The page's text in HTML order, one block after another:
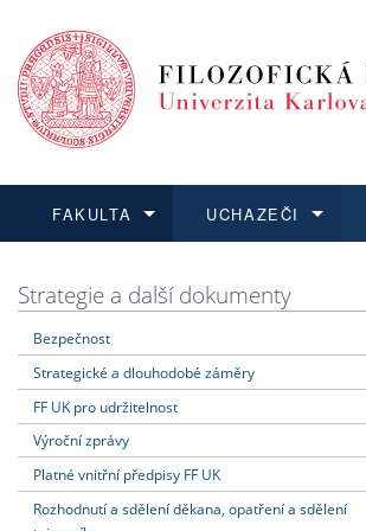
FAKULTA
Dozvědět se více
UCHAZEČI
Podat přihlášku
Dozvědět se více
Dozvědět se více
Dozvědět se více
Strategie a další dokumenty
Bezpečnost
Strategické a dlouhodobé záměry
FF UK pro udržitelnost
Výroční zprávy
Platné vnitřní předpisy FF UK
Rozhodnutí a sdělení děkana, opatření a sdělení